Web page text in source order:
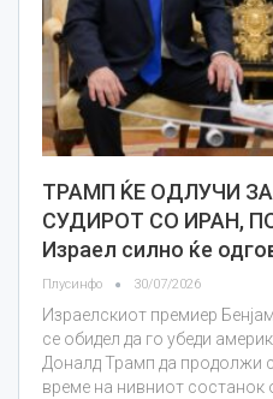
ТРАМП ЌЕ ОДЛУЧИ
СУДИРОТ СО ИРАН,
Израел силно ќе
Плусинфо 30/07/2026
Израелскиот премиер
се обидел да го убеди
Доналд Трамп да продолжи
време на нивниот состанок